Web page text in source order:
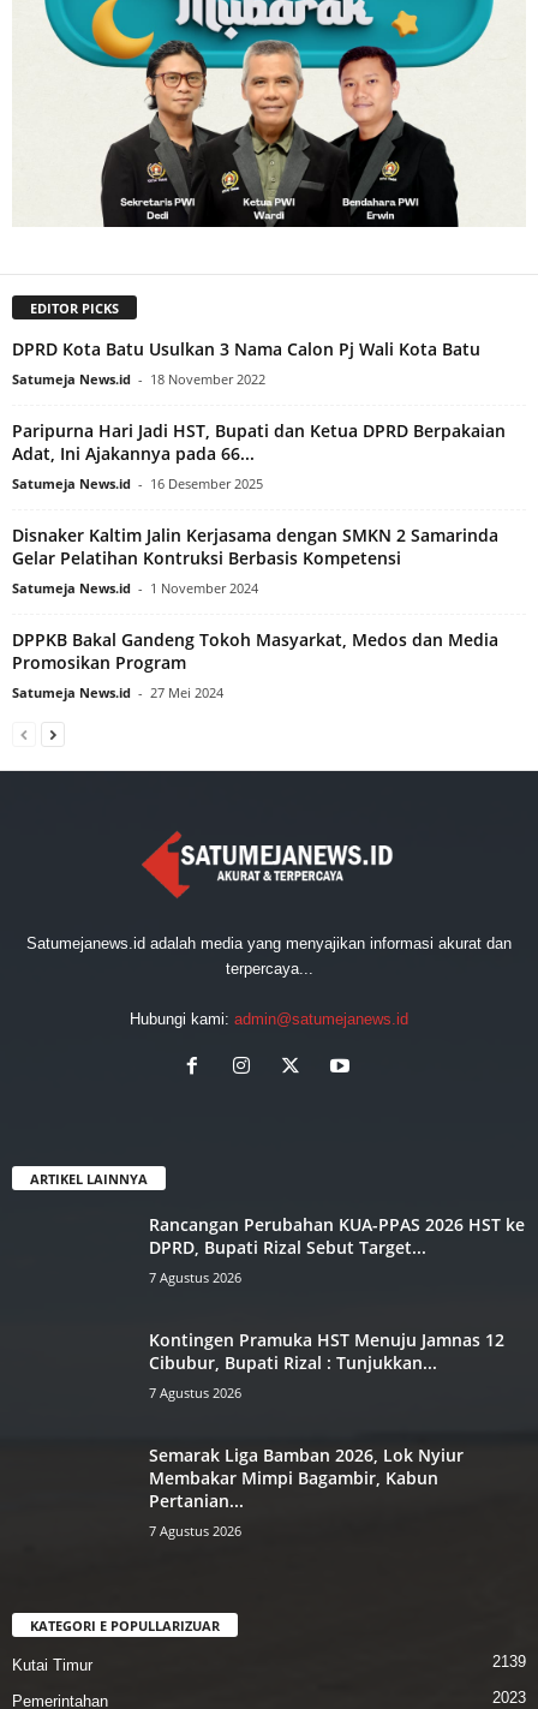
EDITOR PICKS
DPRD Kota Batu Usulkan 3 Nama Calon Pj Wali Kota Batu
Satumeja News.id - 18 November 2022
Paripurna Hari Jadi HST, Bupati dan Ketua DPRD Berpakaian
Adat, Ini Ajakannya pada 66...
Satumeja News.id - 16 Desember 2025
Disnaker Kaltim Jalin Kerjasama dengan SMKN 2 Samarinda
Gelar Pelatihan Kontruksi Berbasis Kompetensi
Satumeja News.id - 1 November 2024
DPPKB Bakal Gandeng Tokoh Masyarkat, Medos dan Media
Promosikan Program
Satumeja News.id - 27 Mei 2024
Satumejanews.id adalah media yang menyajikan informasi akurat dan
terpercaya...
Hubungi kami: admin@satumejanews.id
ARTIKEL LAINNYA
Rancangan Perubahan KUA-PPAS ‎2026 HST ke
DPRD, Bupati Rizal ‎Sebut Target...
7 Agustus 2026
Kontingen Pramuka HST Menuju ‎Jamnas 12
Cibubur, Bupati Rizal : ‎Tunjukkan...
7 Agustus 2026
Semarak Liga Bamban 2026,‎ Lok Nyiur
Membakar Mimpi ‎Bagambir, Kabun
Pertanian...
7 Agustus 2026
KATEGORI E POPULLARIZUAR
Kutai Timur 2139
Pemerintahan 2023